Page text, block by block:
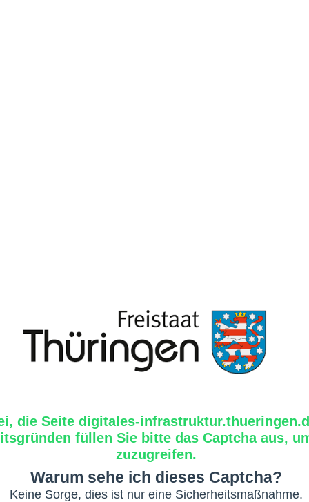
die Seite digitales-
füllen Sie bitte das Captcha aus,
zuzugreifen.
Warum sehe ich dieses Captcha?
Keine Sorge, dies ist nur eine Sicherheitsmaßnahme.